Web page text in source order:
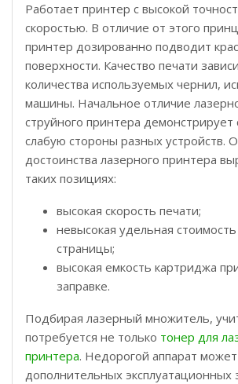
Работает принтер с высокой
скоростью. В отличие от этого
принтер дозированно подводит
поверхности. Качество печати
количества используемых чернил,
машины. Начальное отличие
струйного принтера демонстрирует
слабую стороны разных устройств.
достоинства лазерного принтера
таких позициях:
высокая скорость печати;
невысокая удельная
страницы;
высокая емкость картриджа
заправке.
Подбирая лазерный множитель,
потребуется не только тонер для
принтера. Недорогой аппарат
дополнительных эксплуатационных